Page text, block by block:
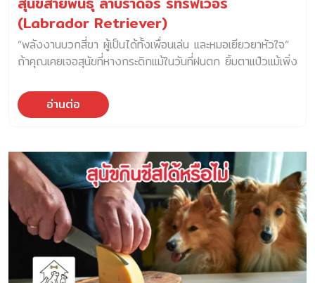
(Labrador Retriever)
“พลังงานบวกสี่ขา ผู้เป็นได้ทั้งเพื่อนเล่น และหมอเยียวยาหัวใจ”
ถ้าคุณเคยเจอสุนัขที่หางกระดิกแม้ในวันที่ฝนตก ยิ้มตาแป๋วแม้เพิ่ง
เป็นไรนะ มาเล่นกันเถอะ” นั่นแหละ… คุณเจอ ลาบราดอร์ รีทรีฟ
เวอร์ เข้าแล้ว ลาบราดอร์ รีทรีฟเวอร์ …พวกเขาไม่ใช่แค่ “หมา
ลาบราดอร์ รีทรีฟเวอร์ หรือ “หมาน้ำ” ที่กลายเป็นหมาเยียวยา
จิตใจ ลาบราดอร์มีรากเหง้ามาจากดินแดนหนาวเย็นของแคนาดา
— เกาะนิวฟาวด์แลนด์ ซึ่งในอดีตเขาไม่ได้นอนเล่นบนโซฟา แต่
ลงน้ำทุกวัน ช่วยชาวประมงลากอวน ดึงเชือก คาบปลา และว่าย
สู้กระแสน้ำ หมาน้ำพันธุ์นี้ทั้งแกร่ง อดทน และเรียนรู้เร็ว เมื่อลาบ
ราดอร์ถูกนำเข้าสู่เกาะอังกฤษ พวกเขาได้กลายมาเป็นนักล่าสัตว์
ที่ “นุ่มนวล” คาบนกได้โดยไม่ทำให้ขนเปียกหรือเนื้อช้ำ — ความ
อ่านต่อ